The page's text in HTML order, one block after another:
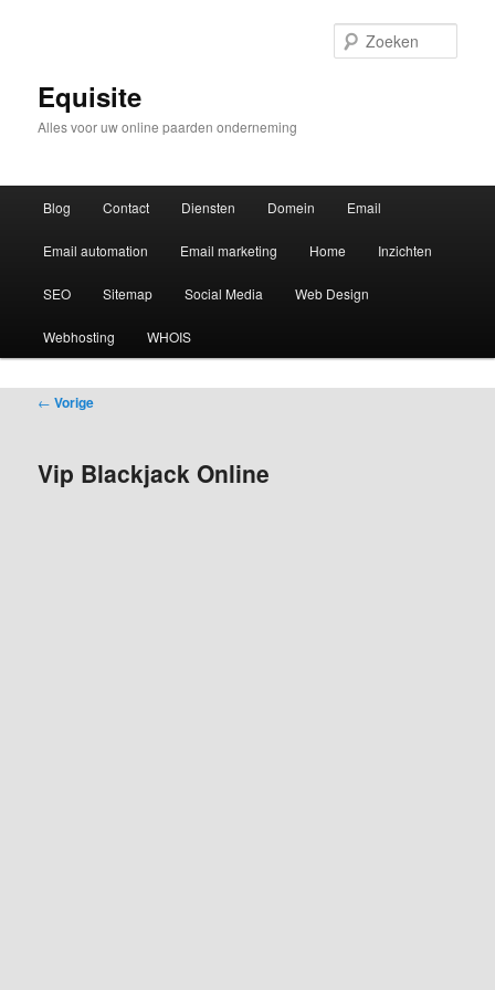
Equisite
Alles voor uw online paarden onderneming
Blog Contact Diensten Domein Email
Email automation Email marketing Home Inzichten
SEO Sitemap Social Media Web Design
Webhosting WHOIS
Bericht
← Vorige
Vip Blackjack Online